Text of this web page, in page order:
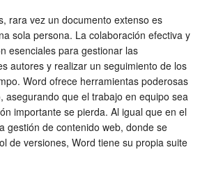
rara vez un documento extenso es
sola persona. La colaboración efectiva y
esenciales para gestionar las
autores y realizar un seguimiento de los
Word ofrece herramientas poderosas
asegurando que el trabajo en equipo sea
importante se pierda. Al igual que en el
gestión de contenido web, donde se
de versiones, Word tiene su propia suite